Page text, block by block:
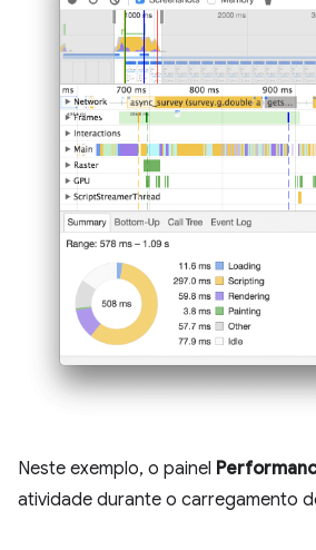
Neste exemplo, o painel
atividade durante o carregamento